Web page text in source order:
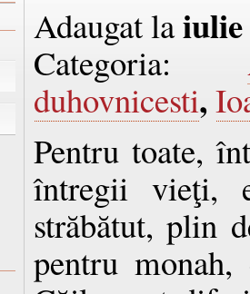
Adaugat laiulie
Categoria:
duhovnicesti,
Pentru toate,
întregii vieţi,
străbătut, plin
pentru